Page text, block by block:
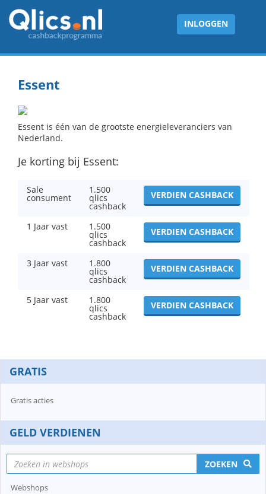
INLOGGEN
Essent
Essent is één van de grootste energieleveranciers van
Nederland.
Je korting bij Essent:
Sale
consument
1.500
qlics
cashback
VERDIEN CASHBACK
1 Jaar vast 1.500
qlics
cashback
VERDIEN CASHBACK
3 Jaar vast 1.800
qlics
cashback
VERDIEN CASHBACK
5 Jaar vast 1.800
qlics
cashback
VERDIEN CASHBACK
GRATIS
Gratis acties
GELD VERDIENEN
ZOEKEN
Webshops